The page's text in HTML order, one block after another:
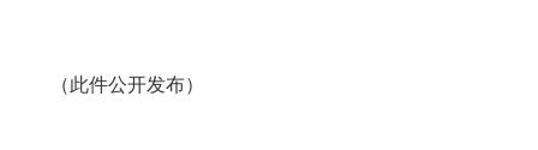
（此件公开发布）